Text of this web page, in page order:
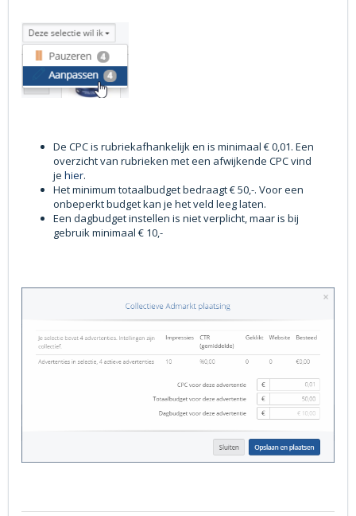
De CPC is rubriekafhankelijk en is minimaal € 0,01. Een
overzicht van rubrieken met een afwijkende CPC vind
je hier.
Het minimum totaalbudget bedraagt € 50,-. Voor een
onbeperkt budget kan je het veld leeg laten.
Een dagbudget instellen is niet verplicht, maar is bij
gebruik minimaal € 10,-